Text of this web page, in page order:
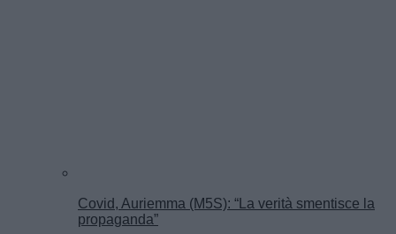
Covid, Auriemma (M5S): “La verità smentisce la
propaganda”